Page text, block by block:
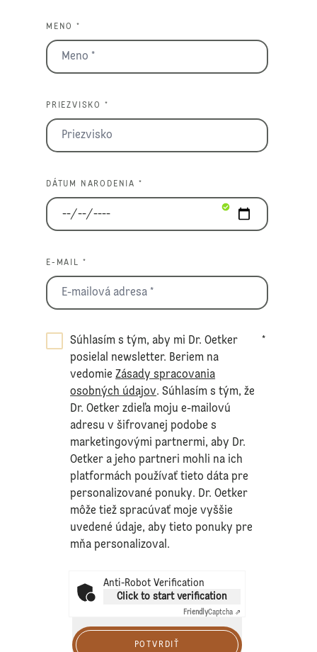
MENO *
PRIEZVISKO *
DÁTUM NARODENIA *
E-MAIL *
Súhlasím s tým, aby mi Dr. Oetker
posielal newsletter. Beriem na
vedomieZásady spracovania
osobných údajov. Súhlasím s tým, že
Dr. Oetker zdieľa moju e-mailovú
adresu v šifrovanej podobe s
marketingovými partnermi, aby Dr.
Oetker a jeho partneri mohli na ich
platformách používať tieto dáta pre
personalizované ponuky. Dr. Oetker
môže tiež spracúvať moje vyššie
uvedené údaje, aby tieto ponuky pre
mňa personalizoval.
*
Anti-Robot Verification
Click to start verification
FriendlyCaptcha ⇗
POTVRDIŤ